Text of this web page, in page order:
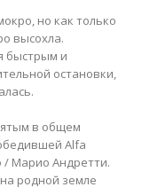
но как только
высохла.
быстрым и
остановки,
в общем
Alfa
/ Марио Андретти.
родной земле